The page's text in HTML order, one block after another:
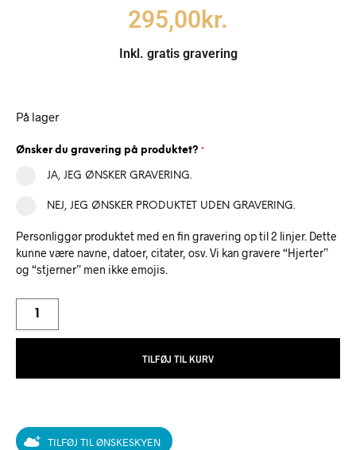
295,00kr.
Inkl. gratis gravering
På lager
Ønsker du gravering på produktet? *
JA, JEG ØNSKER GRAVERING.
NEJ, JEG ØNSKER PRODUKTET UDEN GRAVERING.
Personliggør produktet med en fin gravering op til 2 linjer. Dette
kunne være navne, datoer, citater, osv. Vi kan gravere “Hjerter”
og “stjerner” men ikke emojis.
TILFØJ TIL KURV
TILFØJ TIL ØNSKESKYEN